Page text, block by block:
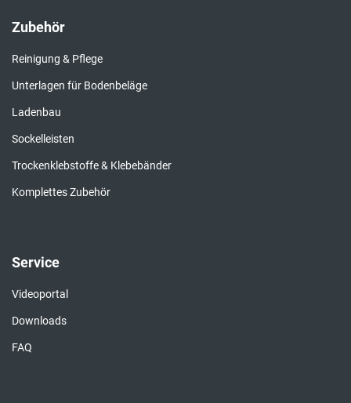
Zubehör
Reinigung & Pflege
Unterlagen für Bodenbeläge
Ladenbau
Sockelleisten
Trockenklebstoffe & Klebebänder
Komplettes Zubehör
Service
Videoportal
Downloads
FAQ